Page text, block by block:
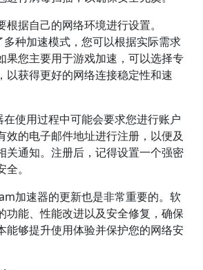
据自己的网络环境进行设置。
种加速模式，您可以根据实际需求
果您主要用于游戏加速，可以选择专
以获得更好的网络连接稳定性和速
使用过程中可能会要求您进行账户
效的电子邮件地址进行注册，以便及
关通知。注册后，记得设置一个强密
。
加速器的更新也是非常重要的。软
功能、性能改进以及安全修复，确保
能够提升使用体验并保护您的网络安